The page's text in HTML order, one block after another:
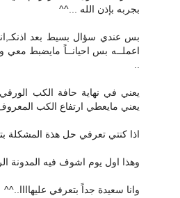
بجربه بإذن الله ...^^
بس عندي سؤال بسيط بعد
اعملــه بس احيانــاً مايضبط معي
يعني في نهاية حافة الكب الورقي
يعني مايعطي ارتفاع الكب
اذا كنتي تعرفي حل هذة المشكلة
وهذا اول يوم اشوف فيه المدونة
وانا سعيدة جداً بتعرفي عليهاااا..^^